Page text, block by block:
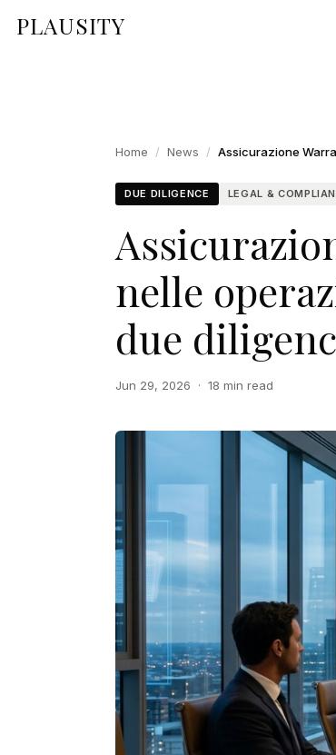
PLAUSITY
Home / News /
DUE DILIGENCE LEGAL &
nelle
due
Jun 29, 2026 · 18 min read